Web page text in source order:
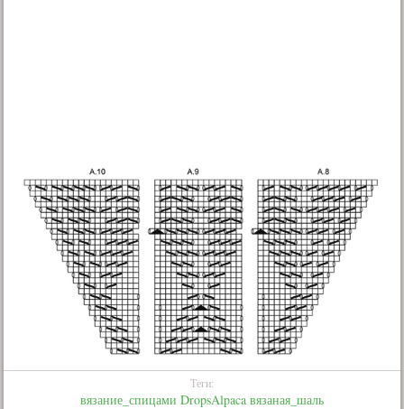
Теги:
вязание_спицами DropsAlpaca вязаная_шаль